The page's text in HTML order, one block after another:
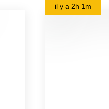
il y a 2h 1m